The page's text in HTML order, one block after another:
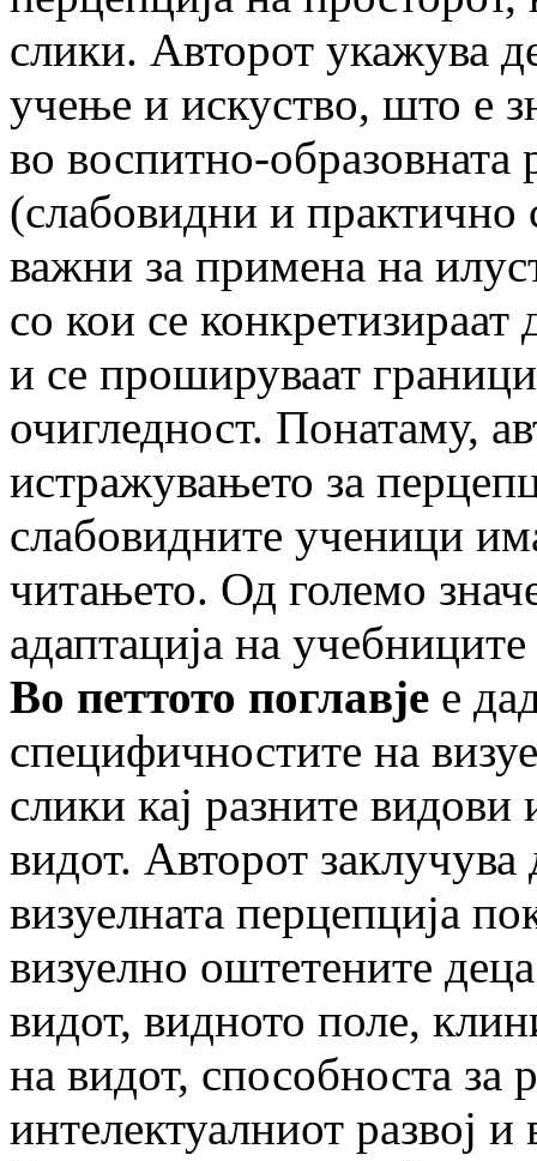
слики. Авторот укажува
учење и искуство, што е
во воспитно-образовната
(слабовидни и практично
важни за примена на
со кои се конкретизираат
и се прошируваат
очигледност. Понатаму,
истражувањето за
слабовидните ученици
читањето. Од големо
адаптација на
Во петтото поглавје е
специфичностите на
слики кај разните
видот. Авторот
визуелната перцепција
визуелно оштетените
видот, видното поле,
на видот, способноста за
интелектуалниот развој